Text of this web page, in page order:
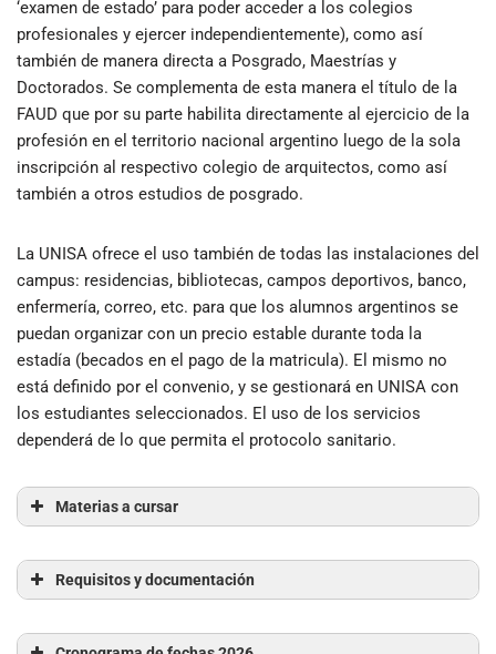
‘examen de estado’ para poder acceder a los colegios
profesionales y ejercer independientemente), como así
también de manera directa a Posgrado, Maestrías y
Doctorados. Se complementa de esta manera el título de la
FAUD que por su parte habilita directamente al ejercicio de la
profesión en el territorio nacional argentino luego de la sola
inscripción al respectivo colegio de arquitectos, como así
también a otros estudios de posgrado.
La UNISA ofrece el uso también de todas las instalaciones del
campus: residencias, bibliotecas, campos deportivos, banco,
enfermería, correo, etc. para que los alumnos argentinos se
puedan organizar con un precio estable durante toda la
estadía (becados en el pago de la matricula). El mismo no
está definido por el convenio, y se gestionará en UNISA con
los estudiantes seleccionados. El uso de los servicios
dependerá de lo que permita el protocolo sanitario.
Materias a cursar
Organizzazione del Cantiere (anual):
Requisitos y documentación